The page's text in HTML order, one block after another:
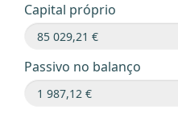
Capital próprio
Passivo no balanço